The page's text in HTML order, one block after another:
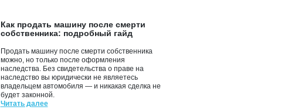
Как продать машину после смерти
собственника: подробный гайд
Продать машину после смерти собственника
можно, но только после оформления
наследства. Без свидетельства о праве на
наследство вы юридически не являетесь
владельцем автомобиля — и никакая сделка не
будет законной.
Читать далее